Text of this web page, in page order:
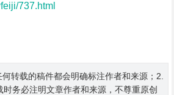
737.html
转载的稿件都会明确标注作者和来源；2.
务必注明文章作者和来源，不尊重原创